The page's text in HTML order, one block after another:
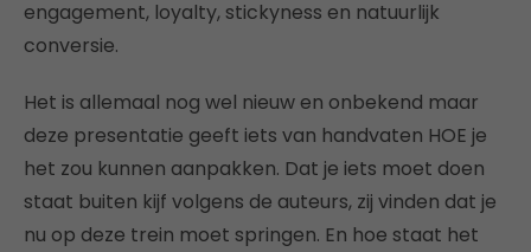
engagement, loyalty, stickyness en natuurlijk
conversie.
Het is allemaal nog wel nieuw en onbekend maar
deze presentatie geeft iets van handvaten HOE je
het zou kunnen aanpakken. Dat je iets moet doen
staat buiten kijf volgens de auteurs, zij vinden dat je
nu op deze trein moet springen. En hoe staat het